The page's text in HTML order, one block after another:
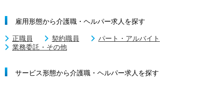
雇用形態から介護職・ヘルパー求人を探す
正職員 契約職員
パート・アルバイト
業務委託・その他
サービス形態から介護職・ヘルパー求人を探す